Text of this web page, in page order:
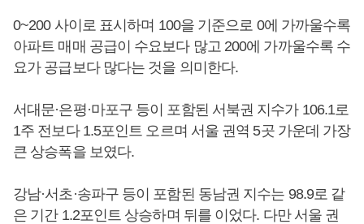
0~200 사이로 표시하며 100을 기준으로 0에 가까울수록
아파트 매매 공급이 수요보다 많고 200에 가까울수록 수
요가 공급보다 많다는 것을 의미한다.
서대문·은평·마포구 등이 포함된 서북권 지수가 106.1로
1주 전보다 1.5포인트 오르며 서울 권역 5곳 가운데 가장
큰 상승폭을 보였다.
강남·서초·송파구 등이 포함된 동남권 지수는 98.9로 같
은 기간 1.2포인트 상승하며 뒤를 이었다. 다만 서울 권